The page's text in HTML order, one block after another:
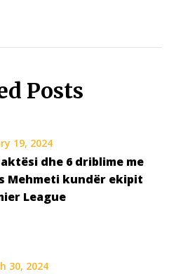
Posts
19, 2024
dhe 6 driblime me
Mehmeti kundër ekipit
League
30, 2024